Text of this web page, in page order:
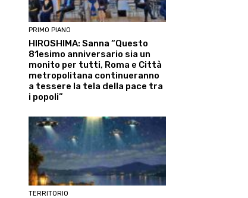
Linkedin
PRIMO PIANO
HIROSHIMA: Sanna “Questo
81esimo anniversario sia un
monito per tutti, Roma e Città
metropolitana continueranno
a tessere la tela della pace tra
i popoli”
TERRITORIO